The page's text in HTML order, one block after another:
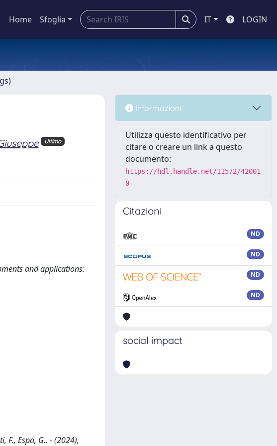
Home Sfoglia IT LOGIN
Ultimo
and applications:
F., Espa, G.. - (2024),
Informazioni
Utilizza questo identificativo per
citare o creare un link a questo
documento:
https://hdl.handle.net/11572/42001
0
Citazioni
ND
ND
ND
ND
social impact